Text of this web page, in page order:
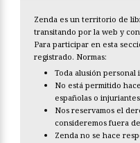
Zenda es un territorio de
transitando por la web y
Para participar en esta
registrado. Normas:
Toda alusión personal
No está permitido
españolas o
Nos reservamos el
consideremos fuera
Zenda no se hace